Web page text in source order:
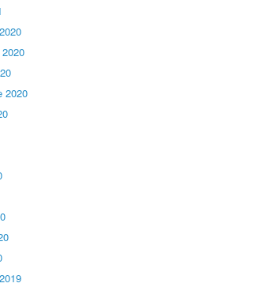
2020